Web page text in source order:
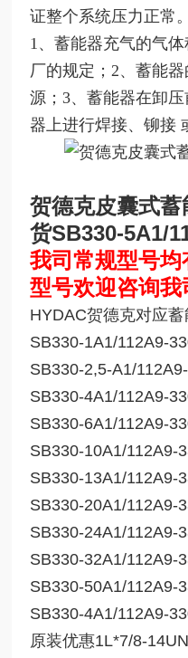
证整个系统压力正常
1、蓄能器充气的气
厂的规定；2、蓄能
源；3、蓄能器在卸
器上进行焊接、铆接
贺德克皮囊式
货SB330-5A1/
我司常规型号
型号欢迎咨询
HYDAC贺德克对应蓄
SB330-1A1/112A9-
SB330-2,5-A1/
SB330-4A1/112A9-
SB330-6A1/112A9-
SB330-10A1/112A9-
SB330-13A1/112A9-
SB330-20A1/112A9-
SB330-24A1/112A9-
SB330-32A1/112A9-
SB330-50A1/112A9-
SB330-4A1/112A9-
原装优惠1L*7/8-